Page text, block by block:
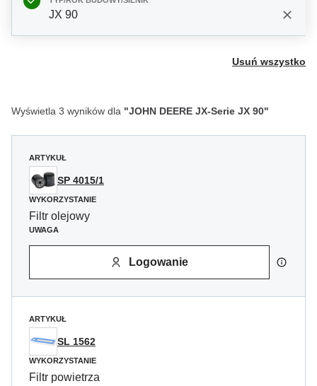
JX 90
Usuń wszystko
Wyświetla 3 wyników dla "JOHN DEERE JX-Serie JX 90"
ARTYKUŁ
SP 4015/1
WYKORZYSTANIE
Filtr olejowy
UWAGA
Logowanie
ARTYKUŁ
SL 1562
WYKORZYSTANIE
Filtr powietrza